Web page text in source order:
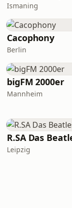
Ismaning
Cacophony
Berlin
bigFM 2000er
Mannheim
Leipzig